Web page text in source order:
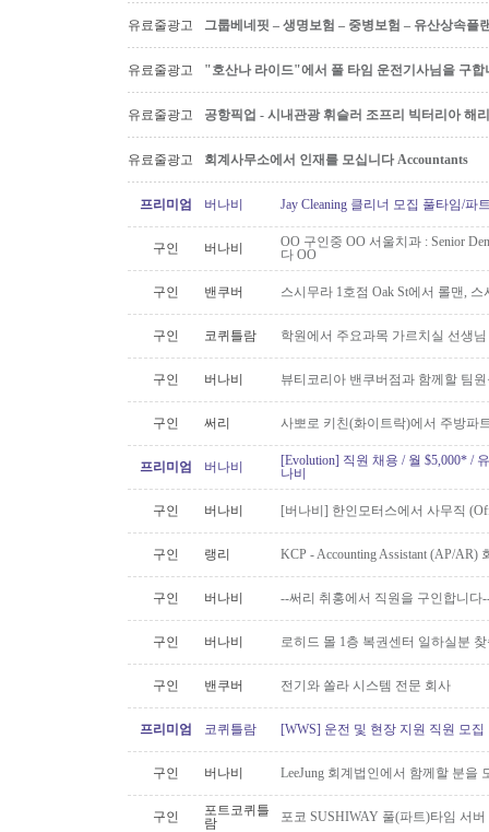
유료줄광고 그룹베네핏 – 생명보험 – 중병보험 – 유산상속플
유료줄광고 "호산나 라이드"에서 풀 타임 운전기사님을 구합
유료줄광고 공항픽업 - 시내관광 휘슬러 조프리 빅터리아 해
유료줄광고 회계사무소에서 인재를 모십니다 Accountants
프리미엄 버나비 Jay Cleaning 클리너 모집 풀타임/파
구인 버나비
OO 구인중 OO 서울치과 : Senior
다 OO
구인 밴쿠버 스시무라 1호점 Oak St에서 롤맨,
구인 코퀴틀람 학원에서 주요과목 가르치실 선생
구인 버나비 뷰티코리아 밴쿠버점과 함께할 팀
구인 써리 사뽀로 키친(화이트락)에서 주방파
프리미엄 버나비
[Evolution] 직원 채용 / 월 $5,000* /
나비
구인 버나비 [버나비] 한인모터스에서 사무직
구인 랭리 KCP - Accounting Assistant (AP/
구인 버나비 --써리 취홍에서 직원을 구인합니다
구인 버나비 로히드 몰 1층 복권센터 일하실분
구인 밴쿠버 전기와 쏠라 시스템 전문 회사
프리미엄 코퀴틀람 [WWS] 운전 및 현장 지원 직원 모집
구인 버나비 LeeJung 회계법인에서 함께할 분을
구인
포트코퀴틀
람
포코 SUSHIWAY 풀(파트)타임 서버